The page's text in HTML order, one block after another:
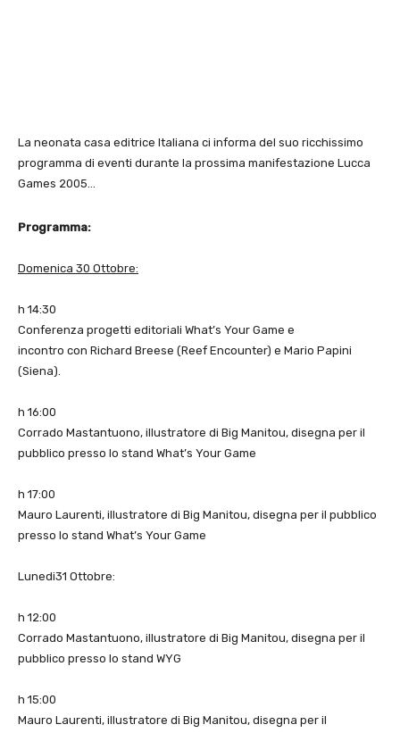
La neonata casa editrice Italiana ci informa del suo ricchissimo
programma di eventi durante la prossima manifestazione Lucca
Games 2005…
Programma:
Domenica 30 Ottobre:
h 14:30
Conferenza progetti editoriali What’s Your Game e
incontro con Richard Breese (Reef Encounter) e Mario Papini
(Siena).
h 16:00
Corrado Mastantuono, illustratore di Big Manitou, disegna per il
pubblico presso lo stand What’s Your Game
h 17:00
Mauro Laurenti, illustratore di Big Manitou, disegna per il pubblico
presso lo stand What’s Your Game
Lunedi31 Ottobre:
h 12:00
Corrado Mastantuono, illustratore di Big Manitou, disegna per il
pubblico presso lo stand WYG
h 15:00
Mauro Laurenti, illustratore di Big Manitou, disegna per il